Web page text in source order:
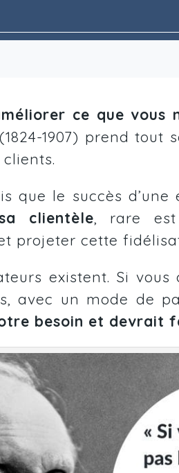
ce que vous
1907) prend tout
que le succès
clientèle , rare
projeter cette
existent. Si vous
avec un mode de
besoin et devrait